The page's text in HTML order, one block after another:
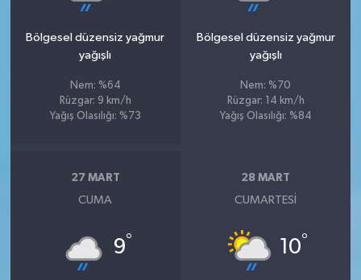
Bölgesel düzensiz yağmur
yağışlı
Nem: %64
Rüzgar: 9 km/h
Yağış Olasılığı: %73
Bölgesel düzensiz yağmur
yağışlı
Nem: %70
Rüzgar: 14 km/h
Yağış Olasılığı: %84
27 MART
CUMA
9°
28 MART
CUMARTESI
10°